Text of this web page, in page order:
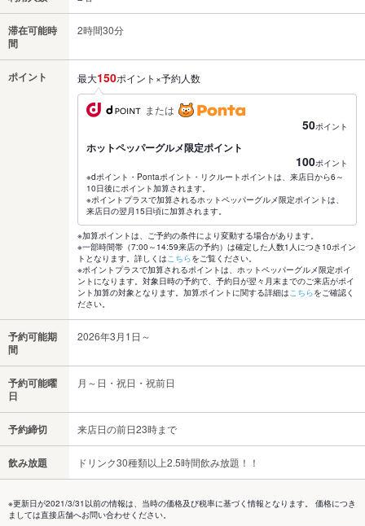
滞在可能時
間
2時間30分
ポイント 最大150ポイント×予約人数
または
50ポイント
ホットペッパーグルメ限定ポイント
100ポイント
※dポイント・Pontaポイント・リクルートポイントは、来店日から6～
10日後にポイント加算されます。
※ポイントプラスで加算されるホットペッパーグルメ限定ポイントは、
来店日の翌月15日頃に加算されます。
※加算ポイントは、ご予約の条件により変動する場合があります。
※一部時間帯（7:00～14:59来店の予約）は確定した人数1人につき10ポイン
トとなります。詳しくはこちらをご覧ください。
※ポイントプラスで加算されるポイントは、ホットペッパーグルメ限定ポイ
ントになります。対象日時の予約で、予約日が翌々月末までのご来店がポイ
ント加算の対象となります。加算ポイントに関する詳細はこちらをご確認く
ださい。
予約可能期
間
2026年3月1日～
予約可能曜
日
月～日・祝日・祝前日
予約締切 来店日の前日23時まで
飲み放題 ドリンク30種類以上2.5時間飲み放題！！
※更新日が2021/3/31以前の情報は、当時の価格及び税率に基づく情報となります。 価格につき
ましては直接店舗へお問い合わせください。